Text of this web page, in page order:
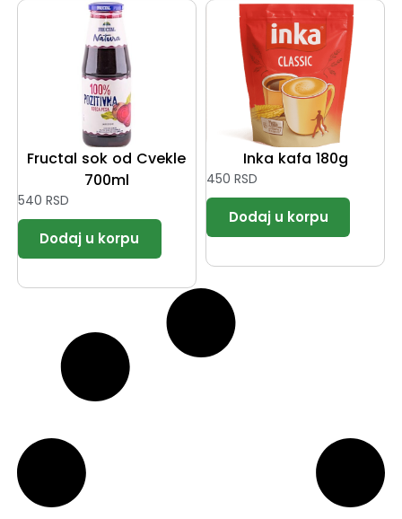
Fructal sok od Cvekle
700ml
540 RSD
Inka kafa 180g
450 RSD